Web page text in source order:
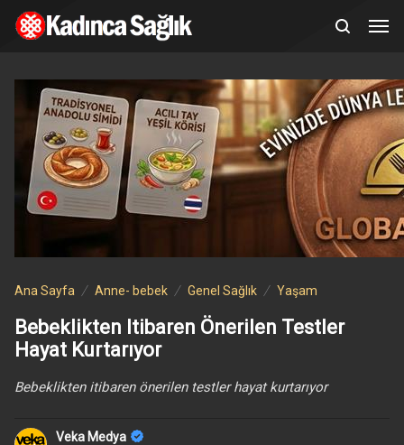
Ana Sayfa Anne- bebek Genel Sağlık Yaşam
Bebeklikten Itibaren Önerilen Testler
Hayat Kurtarıyor
Bebeklikten itibaren önerilen testler hayat kurtarıyor
Veka Medya